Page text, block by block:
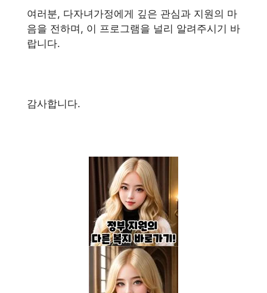
여러분, 다자녀가정에게 깊은 관심과 지원의 마
음을 전하며, 이 프로그램을 널리 알려주시기 바
랍니다.
감사합니다.